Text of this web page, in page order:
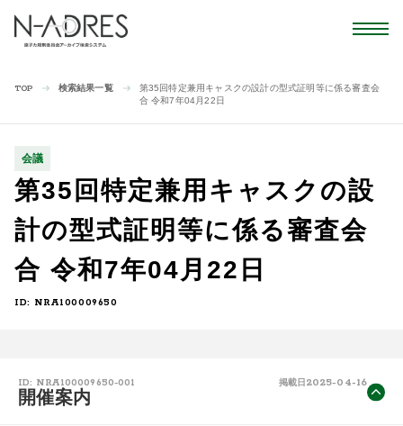
TOP 検索結果一覧
第35回特定兼用キャスクの設計の型式証明等に係る審査会
合 令和7年04月22日
会議
第35回特定兼用キャスクの設
計の型式証明等に係る審査会
合 令和7年04月22日
ID: NRA100009650
ID: NRA100009650-001 掲載日 2025-04-16
開催案内